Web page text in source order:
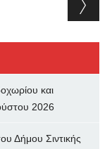
και
2026
Δήμου Σιντικής